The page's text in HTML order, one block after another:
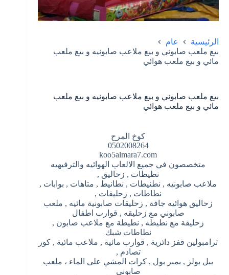
الرئيسية
عام
بيع ملعب صابوني و بيع ملاعب صابونيه و بيع ملعب
مائي و بيع ملعب هوائي
بيع ملعب صابوني و بيع ملاعب صابونيه و بيع ملعب
مائي و بيع ملعب هوائي
كوخ المرح
0502008264
koo5almara7.com
متخصصون في جميع الالعاب الهوائيه والترفيهيه
نطيطات , زحاليق ,
ملاعب صابونيه , نطنيطات , نطانيط , متاهات , بوابات ,
نطاطات , زحليقات ,
زحاليق هوائيه جافة , زحليقات صابونية مائيه , ملعب
صابوني مع زحليقه , قوارب اطفال
زحليقة مع نطيطه , نطيطة مع ملاعب صابون ,
نطاطات شبك
ترامبولين قفز دائرية , قوارب مائية , ملاعب مائية , كور
تصادم ,
ببل بولز , بمبر بول , كرات المشي على الماء ، ملعب
صابوني